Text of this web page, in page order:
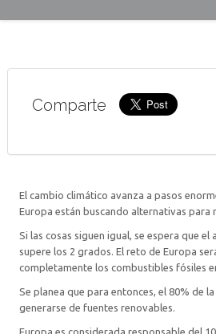
Comparte
El cambio climático avanza a pasos
Europa están buscando alternativas para
Si las cosas siguen igual, se espera que
supere los 2 grados. El reto de Europa
completamente los combustibles fósiles
Se planea que para entonces, el 80% de
generarse de fuentes renovables.
Europa es considerada responsable del